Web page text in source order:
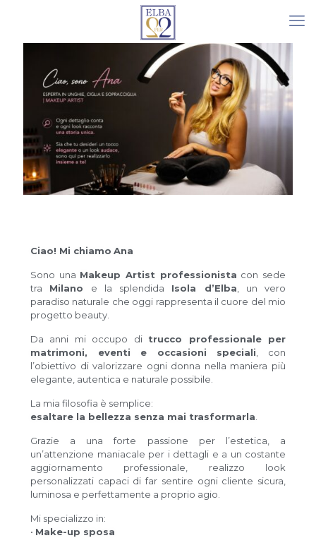
Ciao! Mi chiamo Ana
Sono una Makeup Artist professionista con sede
tra Milano e la splendida Isola d’Elba , un vero
paradiso naturale che oggi rappresenta il cuore del mio
progetto beauty.
Da anni mi occupo di trucco professionale per
matrimoni, eventi e occasioni speciali , con
l’obiettivo di valorizzare ogni donna nella maniera più
elegante, autentica e naturale possibile.
La mia filosofia è semplice:
esaltare la bellezza senza mai trasformarla
Grazie a una forte passione per l’estetica, a
un’attenzione maniacale per i dettagli e a un costante
aggiornamento professionale, realizzo look
personalizzati capaci di far sentire ogni cliente sicura,
luminosa e perfettamente a proprio agio.
Mi specializzo in:
• Make-up sposa